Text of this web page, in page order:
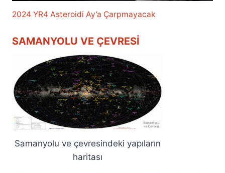
2024 YR4 Asteroidi Ay’a Çarpmayacak
SAMANYOLU VE ÇEVRESI
Samanyolu ve çevresindeki yapıların
haritası